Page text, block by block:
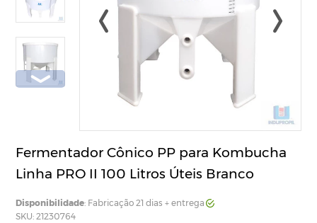
Fermentador Cônico PP para Kombucha
Linha PRO II 100 Litros Úteis Branco
Disponibilidade: Fabricação 21 dias + entrega
SKU: 21230764